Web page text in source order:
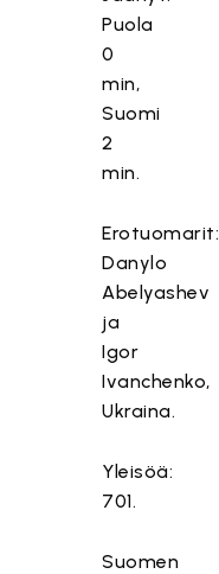
Puola
0
min,
Suomi
2
min.
Erotuomarit:
Danylo
Abelyashev
ja
Igor
Ivanchenko,
Ukraina.
Yleisöä:
701.
Suomen